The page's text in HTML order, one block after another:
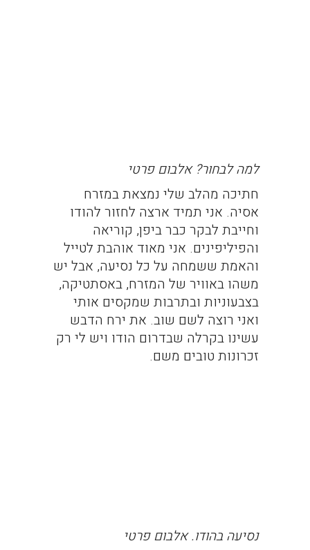
למה לבחור? אלבום פרטי
חתיכה מהלב שלי נמצאת במזרח
אסיה. אני תמיד ארצה לחזור להודו
וחייבת לבקר כבר ביפן, קוריאה
והפיליפינים. אני מאוד אוהבת לטייל
והאמת ששמחה על כל נסיעה, אבל יש
משהו באוויר של המזרח, באסתטיקה,
בצבעוניות ובתרבות שמקסים אותי
ואני רוצה לשם שוב. את ירח הדבש
עשינו בקרלה שבדרום הודו ויש לי רק
זכרונות טובים משם.
נסיעה בהודו. אלבום פרטי